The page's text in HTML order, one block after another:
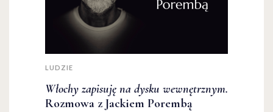
LUDZIE
Włochy zapisuję na dysku wewnętrznym.
Rozmowa z Jackiem Porembą